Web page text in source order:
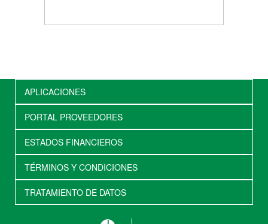
APLICACIONES
PORTAL PROVEEDORES
ESTADOS FINANCIEROS
TÉRMINOS Y CONDICIONES
TRATAMIENTO DE DATOS